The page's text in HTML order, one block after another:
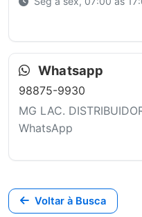
Whatsapp
98875-9930
MG LAC.
WhatsApp
Voltar à Busca